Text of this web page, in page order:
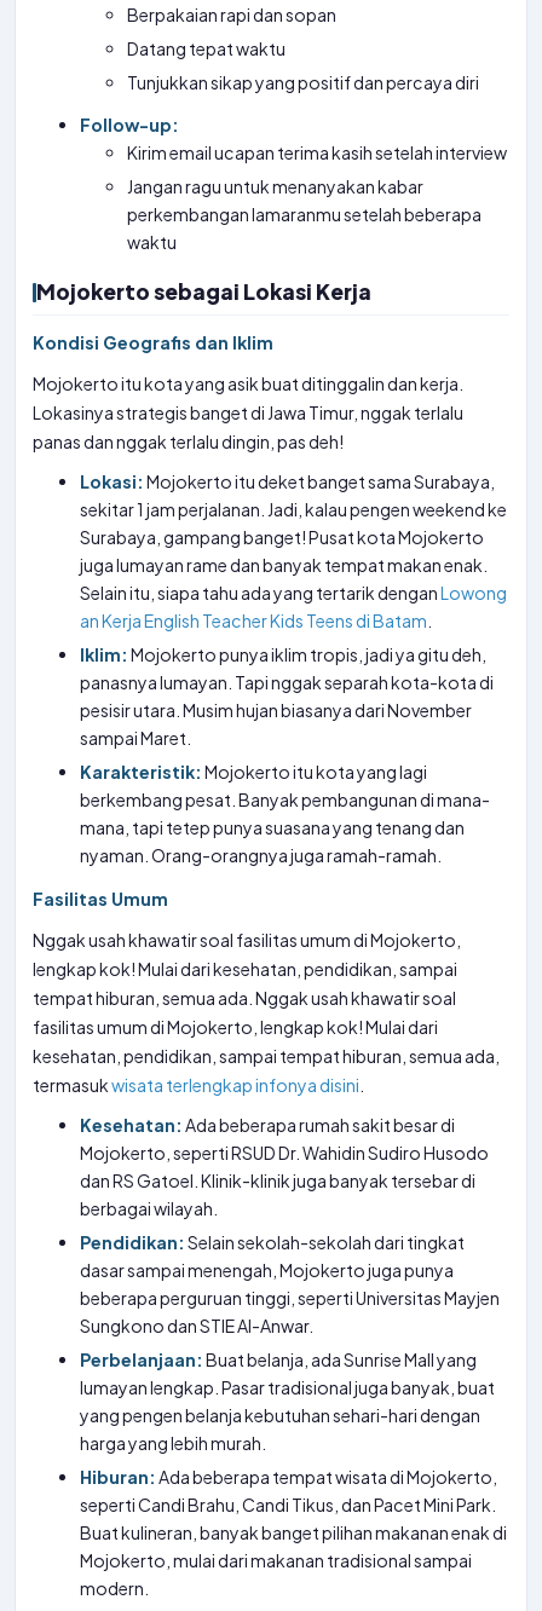
Berpakaian rapi dan sopan
Datang tepat waktu
Tunjukkan sikap yang positif dan percaya diri
Follow-up:
Kirim email ucapan terima kasih setelah interview
Jangan ragu untuk menanyakan kabar
perkembangan lamaranmu setelah beberapa
waktu
Mojokerto sebagai Lokasi Kerja
Kondisi Geografis dan Iklim
Mojokerto itu kota yang asik buat ditinggalin dan kerja.
Lokasinya strategis banget di Jawa Timur, nggak terlalu
panas dan nggak terlalu dingin, pas deh!
Lokasi: Mojokerto itu deket banget sama Surabaya,
sekitar 1 jam perjalanan. Jadi, kalau pengen weekend ke
Surabaya, gampang banget! Pusat kota Mojokerto
juga lumayan rame dan banyak tempat makan enak.
Selain itu, siapa tahu ada yang tertarik denganLowong
an Kerja English Teacher Kids Teens di Batam
Iklim: Mojokerto punya iklim tropis, jadi ya gitu deh,
panasnya lumayan. Tapi nggak separah kota-kota di
pesisir utara. Musim hujan biasanya dari November
sampai Maret.
Karakteristik: Mojokerto itu kota yang lagi
berkembang pesat. Banyak pembangunan di mana-
mana, tapi tetep punya suasana yang tenang dan
nyaman. Orang-orangnya juga ramah-ramah.
Fasilitas Umum
Nggak usah khawatir soal fasilitas umum di Mojokerto,
lengkap kok! Mulai dari kesehatan, pendidikan, sampai
tempat hiburan, semua ada. Nggak usah khawatir soal
fasilitas umum di Mojokerto, lengkap kok! Mulai dari
kesehatan, pendidikan, sampai tempat hiburan, semua ada,
termasukwisata terlengkap infonya disini
Kesehatan: Ada beberapa rumah sakit besar di
Mojokerto, seperti RSUD Dr. Wahidin Sudiro Husodo
dan RS Gatoel. Klinik-klinik juga banyak tersebar di
berbagai wilayah.
Pendidikan: Selain sekolah-sekolah dari tingkat
dasar sampai menengah, Mojokerto juga punya
beberapa perguruan tinggi, seperti Universitas Mayjen
Sungkono dan STIE Al-Anwar.
Perbelanjaan: Buat belanja, ada Sunrise Mall yang
lumayan lengkap. Pasar tradisional juga banyak, buat
yang pengen belanja kebutuhan sehari-hari dengan
harga yang lebih murah.
Hiburan: Ada beberapa tempat wisata di Mojokerto,
seperti Candi Brahu, Candi Tikus, dan Pacet Mini Park.
Buat kulineran, banyak banget pilihan makanan enak di
Mojokerto, mulai dari makanan tradisional sampai
modern.